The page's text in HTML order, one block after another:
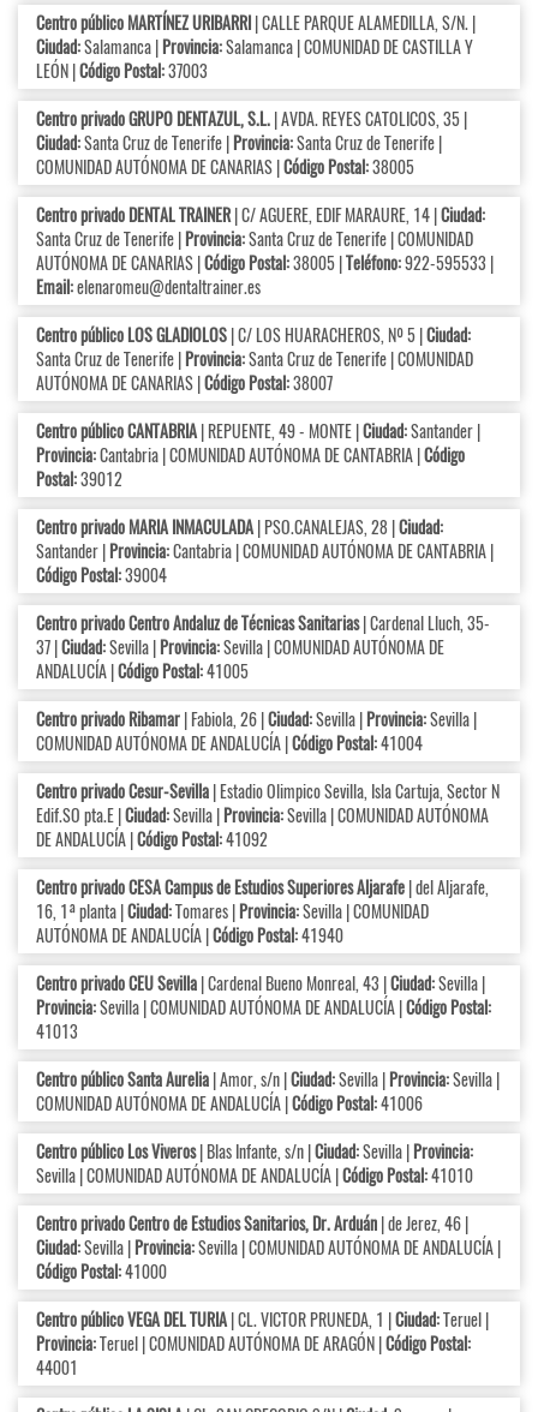
Centro público MARTÍNEZ URIBARRI| CALLE PARQUE ALAMEDILLA, S/N. |
Ciudad:Salamanca |Provincia:Salamanca | COMUNIDAD DE CASTILLA Y
LEÓN |Código Postal:37003
Centro privado GRUPO DENTAZUL, S.L.| AVDA. REYES CATOLICOS, 35 |
Ciudad:Santa Cruz de Tenerife |Provincia:Santa Cruz de Tenerife |
COMUNIDAD AUTÓNOMA DE CANARIAS |Código Postal:38005
Centro privado DENTAL TRAINER| C/ AGUERE, EDIF MARAURE, 14 |Ciudad:
Santa Cruz de Tenerife |Provincia:Santa Cruz de Tenerife | COMUNIDAD
AUTÓNOMA DE CANARIAS |Código Postal:38005 |Teléfono:922-595533 |
Email:elenaromeu@dentaltrainer.es
Centro público LOS GLADIOLOS| C/ LOS HUARACHEROS, Nº 5 |Ciudad:
Santa Cruz de Tenerife |Provincia:Santa Cruz de Tenerife | COMUNIDAD
AUTÓNOMA DE CANARIAS |Código Postal:38007
Centro público CANTABRIA| REPUENTE, 49 - MONTE |Ciudad:Santander |
Provincia:Cantabria | COMUNIDAD AUTÓNOMA DE CANTABRIA |Código
Postal:39012
Centro privado MARIA INMACULADA| PSO.CANALEJAS, 28 |Ciudad:
Santander |Provincia:Cantabria | COMUNIDAD AUTÓNOMA DE CANTABRIA |
Código Postal:39004
Centro privado Centro Andaluz de Técnicas Sanitarias| Cardenal Lluch, 35-
37 |Ciudad:Sevilla |Provincia:Sevilla | COMUNIDAD AUTÓNOMA DE
ANDALUCÍA |Código Postal:41005
Centro privado Ribamar| Fabiola, 26 |Ciudad:Sevilla |Provincia:Sevilla |
COMUNIDAD AUTÓNOMA DE ANDALUCÍA |Código Postal:41004
Centro privado Cesur-Sevilla| Estadio Olimpico Sevilla, Isla Cartuja, Sector N
Edif.SO pta.E |Ciudad:Sevilla |Provincia:Sevilla | COMUNIDAD AUTÓNOMA
DE ANDALUCÍA |Código Postal:41092
Centro privado CESA Campus de Estudios Superiores Aljarafe| del Aljarafe,
16, 1ª planta |Ciudad:Tomares |Provincia:Sevilla | COMUNIDAD
AUTÓNOMA DE ANDALUCÍA |Código Postal:41940
Centro privado CEU Sevilla| Cardenal Bueno Monreal, 43 |Ciudad:Sevilla |
Provincia:Sevilla | COMUNIDAD AUTÓNOMA DE ANDALUCÍA |Código Postal:
41013
Centro público Santa Aurelia| Amor, s/n |Ciudad:Sevilla |Provincia:Sevilla |
COMUNIDAD AUTÓNOMA DE ANDALUCÍA |Código Postal:41006
Centro público Los Viveros| Blas Infante, s/n |Ciudad:Sevilla |Provincia:
Sevilla | COMUNIDAD AUTÓNOMA DE ANDALUCÍA |Código Postal:41010
Centro privado Centro de Estudios Sanitarios, Dr. Arduán| de Jerez, 46 |
Ciudad:Sevilla |Provincia:Sevilla | COMUNIDAD AUTÓNOMA DE ANDALUCÍA |
Código Postal:41000
Centro público VEGA DEL TURIA| CL. VICTOR PRUNEDA, 1 |Ciudad:Teruel |
Provincia:Teruel | COMUNIDAD AUTÓNOMA DE ARAGÓN |Código Postal:
44001